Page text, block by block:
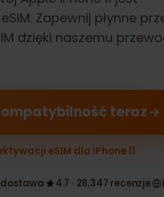
Apple iPhone 11jest
Zapewnij płynne
dzięki naszemu
kompatybilność teraz